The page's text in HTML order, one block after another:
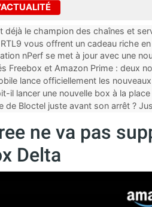
déjà le champion des chaînes et
moin...
RTL9 vous offrent un cadeau riche
nPerf se met à jour avec une
SFR ...
Freebox et Amazon Prime : deux
lance officiellement les
et des cadeaux
il lancer une nouvelle box à la
de Bloctel juste avant son arrêt ?
ne va pas
Delta